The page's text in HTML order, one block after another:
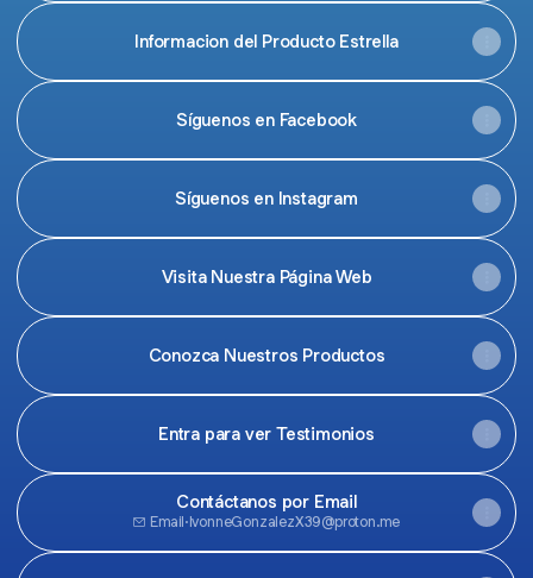
Informacion del Producto Estrella
Síguenos en Facebook
Síguenos en Instagram
Visita Nuestra Página Web
Conozca Nuestros Productos
Entra para ver Testimonios
Contáctanos por Email
Email·IvonneGonzalezX39@proton.me